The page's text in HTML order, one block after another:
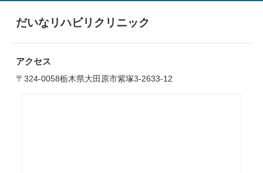
だいなリハビリクリニック
アクセス
〒324-0058栃木県大田原市紫塚3-2633-12